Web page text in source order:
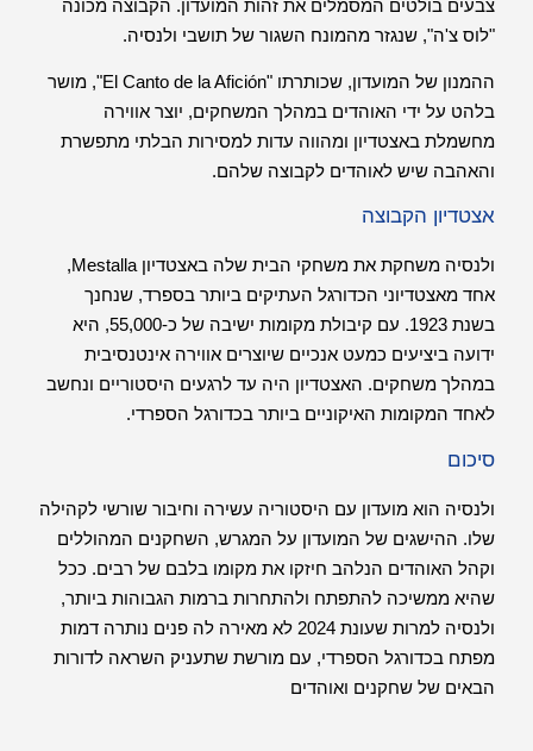
צבעים בולטים המסמלים את זהות המועדון. הקבוצה מכונה
"לוס צ'ה", שנגזר מהמונח השגור של תושבי ולנסיה.
ההמנון של המועדון, שכותרתו "El Canto de la Afición", מושר
בלהט על ידי האוהדים במהלך המשחקים, יוצר אווירה
מחשמלת באצטדיון ומהווה עדות למסירות הבלתי מתפשרת
והאהבה שיש לאוהדים לקבוצה שלהם.
אצטדיון הקבוצה
ולנסיה משחקת את משחקי הבית שלה באצטדיון Mestalla,
אחד מאצטדיוני הכדורגל העתיקים ביותר בספרד, שנחנך
בשנת 1923. עם קיבולת מקומות ישיבה של כ-55,000, היא
ידועה ביציעים כמעט אנכיים שיוצרים אווירה אינטנסיבית
במהלך משחקים. האצטדיון היה עד לרגעים היסטוריים ונחשב
לאחד המקומות האיקוניים ביותר בכדורגל הספרדי.
סיכום
ולנסיה הוא מועדון עם היסטוריה עשירה וחיבור שורשי לקהילה
שלו. ההישגים של המועדון על המגרש, השחקנים המהוללים
וקהל האוהדים הנלהב חיזקו את מקומו בלבם של רבים. ככל
שהיא ממשיכה להתפתח ולהתחרות ברמות הגבוהות ביותר,
ולנסיה למרות שעונת 2024 לא מאירה לה פנים נותרה דמות
מפתח בכדורגל הספרדי, עם מורשת שתעניק השראה לדורות
הבאים של שחקנים ואוהדים